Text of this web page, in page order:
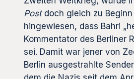
Postdoch gleich zu
hingewiesen, dass Bahri
Kommentator des Berliner
sei. Damit war jener von
Berlin ausgestrahlte